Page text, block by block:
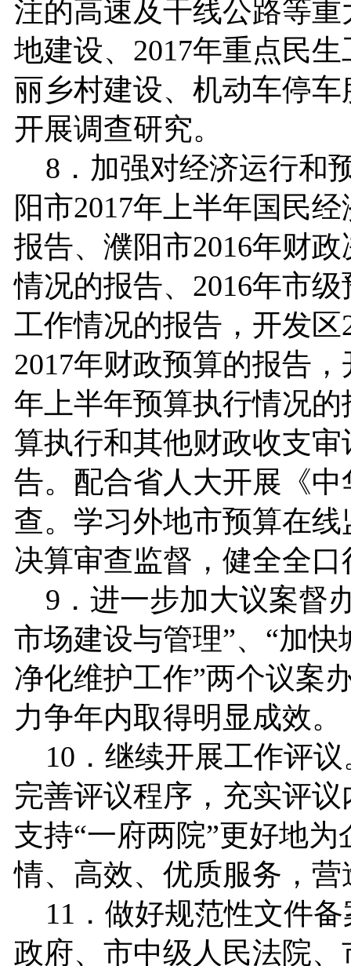
注的高速及干线公路等
地建设、2017年重点民
丽乡村建设、机动车停
开展调查研究。
8．加强对经济运行和
阳市2017年上半年国民
报告、濮阳市2016年财
情况的报告、2016年市
工作情况的报告，开发
2017年财政预算的报告
年上半年预算执行情况
算执行和其他财政收支
告。配合省人大开展《
查。学习外地市预算在
决算审查监督，健全全
9．进一步加大议案督
市场建设与管理”、“加
净化维护工作”两个议案
力争年内取得明显成效。
10．继续开展工作评议
完善评议程序，充实评
支持“一府两院”更好地
情、高效、优质服务，
11．做好规范性文件备
政府、市中级人民法院